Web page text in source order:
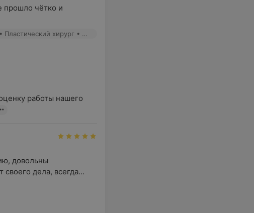
прошло чётко и
Авсеенко Е. И. - Хирург • Онколог • Онколог-хирург • Пластический хирург • Микрохирург
работы нашего
довольны
дела, всегда...